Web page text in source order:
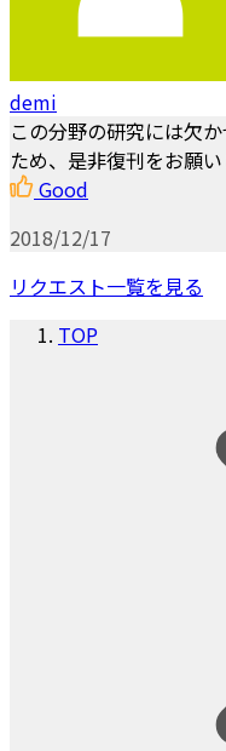
demi
この分野の研究には欠
ため、是非復刊をお願い
Good
2018/12/17
リクエスト一覧を見る
TOP